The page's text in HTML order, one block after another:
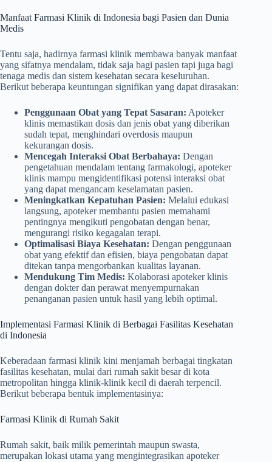
Manfaat Farmasi Klinik di Indonesia bagi Pasien dan Dunia
Medis
Tentu saja, hadirnya farmasi klinik membawa banyak manfaat
yang sifatnya mendalam, tidak saja bagi pasien tapi juga bagi
tenaga medis dan sistem kesehatan secara keseluruhan.
Berikut beberapa keuntungan signifikan yang dapat dirasakan:
Penggunaan Obat yang Tepat Sasaran: Apoteker
klinis memastikan dosis dan jenis obat yang diberikan
sudah tepat, menghindari overdosis maupun
kekurangan dosis.
Mencegah Interaksi Obat Berbahaya: Dengan
pengetahuan mendalam tentang farmakologi, apoteker
klinis mampu mengidentifikasi potensi interaksi obat
yang dapat mengancam keselamatan pasien.
Meningkatkan Kepatuhan Pasien: Melalui edukasi
langsung, apoteker membantu pasien memahami
pentingnya mengikuti pengobatan dengan benar,
mengurangi risiko kegagalan terapi.
Optimalisasi Biaya Kesehatan: Dengan penggunaan
obat yang efektif dan efisien, biaya pengobatan dapat
ditekan tanpa mengorbankan kualitas layanan.
Mendukung Tim Medis: Kolaborasi apoteker klinis
dengan dokter dan perawat menyempurnakan
penanganan pasien untuk hasil yang lebih optimal.
Implementasi Farmasi Klinik di Berbagai Fasilitas Kesehatan
di Indonesia
Keberadaan farmasi klinik kini menjamah berbagai tingkatan
fasilitas kesehatan, mulai dari rumah sakit besar di kota
metropolitan hingga klinik-klinik kecil di daerah terpencil.
Berikut beberapa bentuk implementasinya:
Farmasi Klinik di Rumah Sakit
Rumah sakit, baik milik pemerintah maupun swasta,
merupakan lokasi utama yang mengintegrasikan apoteker